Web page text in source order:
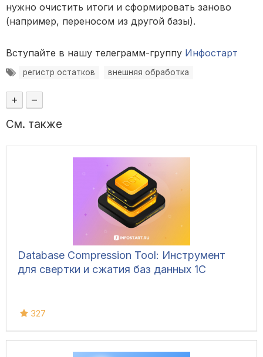
нужно очистить итоги и сформировать заново
(например, переносом из другой базы).
Вступайте в нашу телеграмм-группу Инфостарт
регистр остатков внешняя обработка
+ –
См. также
Database Compression Tool: Инструмент
для свертки и сжатия баз данных 1С
327